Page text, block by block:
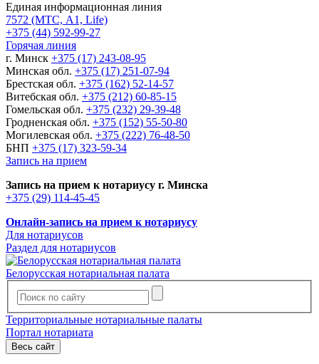
Единая информационная линия
7572 (МТС, A1, Life)
+375 (44) 592-99-27
Горячая линия
г. Минск +375 (17) 243-08-95
Минская обл. +375 (17) 251-07-94
Брестская обл. +375 (162) 52-14-57
Витебская обл. +375 (212) 60-85-15
Гомельская обл. +375 (232) 29-39-48
Гродненская обл. +375 (152) 55-50-80
Могилевская обл. +375 (222) 76-48-50
БНП +375 (17) 323-59-34
Запись на прием
Запись на прием к нотариусу г. Минска
+375 (29) 114-45-45
Онлайн-запись на прием к нотариусу
Для нотариусов
Раздел для нотариусов
Белорусская нотариальная палата
Территориальные нотариальные палаты
Портал нотариата
Весь сайт